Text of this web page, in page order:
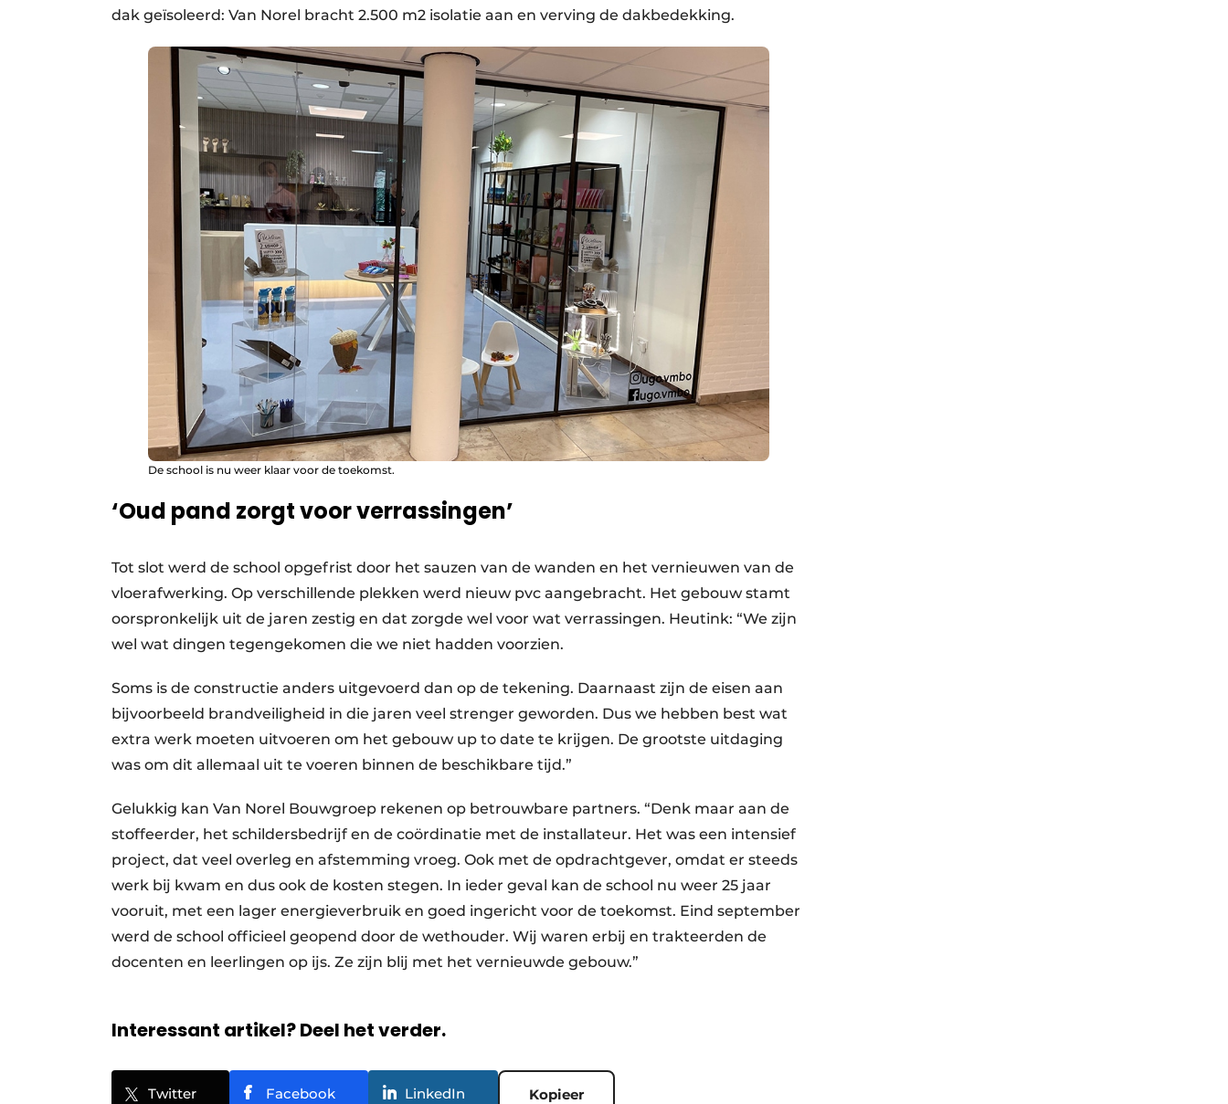
dak geïsoleerd: Van Norel bracht 2.500 m2 isolatie aan en verving de dakbedekking.
De school is nu weer klaar voor de toekomst.
‘Oud pand zorgt voor verrassingen’
Tot slot werd de school opgefrist door het sauzen van de wanden en het vernieuwen van de
vloerafwerking. Op verschillende plekken werd nieuw pvc aangebracht. Het gebouw stamt
oorspronkelijk uit de jaren zestig en dat zorgde wel voor wat verrassingen. Heutink: “We zijn
wel wat dingen tegengekomen die we niet hadden voorzien.
Soms is de constructie anders uitgevoerd dan op de tekening. Daarnaast zijn de eisen aan
bijvoorbeeld brandveiligheid in die jaren veel strenger geworden. Dus we hebben best wat
extra werk moeten uitvoeren om het gebouw up to date te krijgen. De grootste uitdaging
was om dit allemaal uit te voeren binnen de beschikbare tijd.”
Gelukkig kan Van Norel Bouwgroep rekenen op betrouwbare partners. “Denk maar aan de
stoffeerder, het schildersbedrijf en de coördinatie met de installateur. Het was een intensief
project, dat veel overleg en afstemming vroeg. Ook met de opdrachtgever, omdat er steeds
werk bij kwam en dus ook de kosten stegen. In ieder geval kan de school nu weer 25 jaar
vooruit, met een lager energieverbruik en goed ingericht voor de toekomst. Eind september
werd de school officieel geopend door de wethouder. Wij waren erbij en trakteerden de
docenten en leerlingen op ijs. Ze zijn blij met het vernieuwde gebouw.”
Interessant artikel? Deel het verder.
Twitter Facebook LinkedIn Kopieer